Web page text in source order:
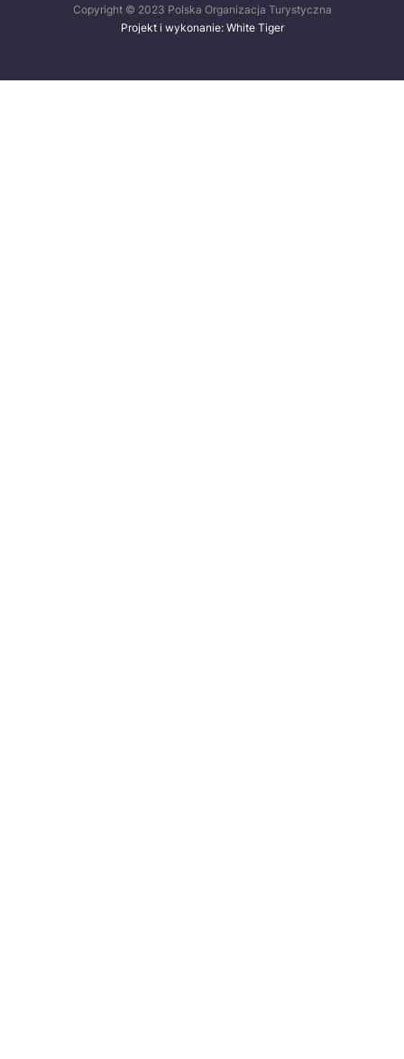
Copyright © 2023 Polska Organizacja Turystyczna
Projekt i wykonanie: White Tiger